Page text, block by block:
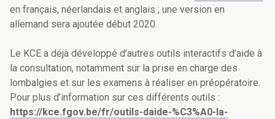
en français, néerlandais et anglais ; une version en
allemand sera ajoutée début 2020.
Le KCE a déjà développé d’autres outils interactifs d’aide à
la consultation, notamment sur la prise en charge des
lombalgies et sur les examens à réaliser en préopératoire.
Pour plus d’information sur ces différents outils :
https://kce.fgov.be/fr/outils-daide-%C3%A0-la-